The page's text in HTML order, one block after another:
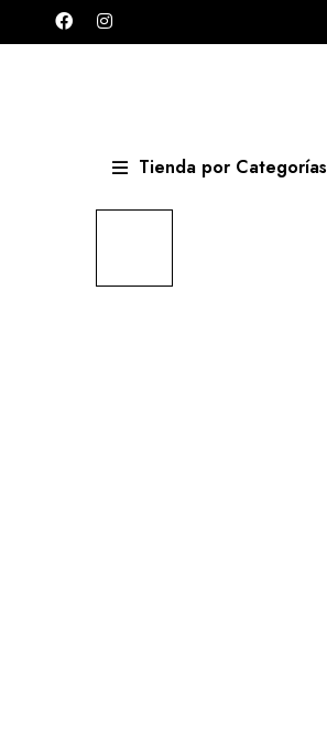
Tienda por Categorías